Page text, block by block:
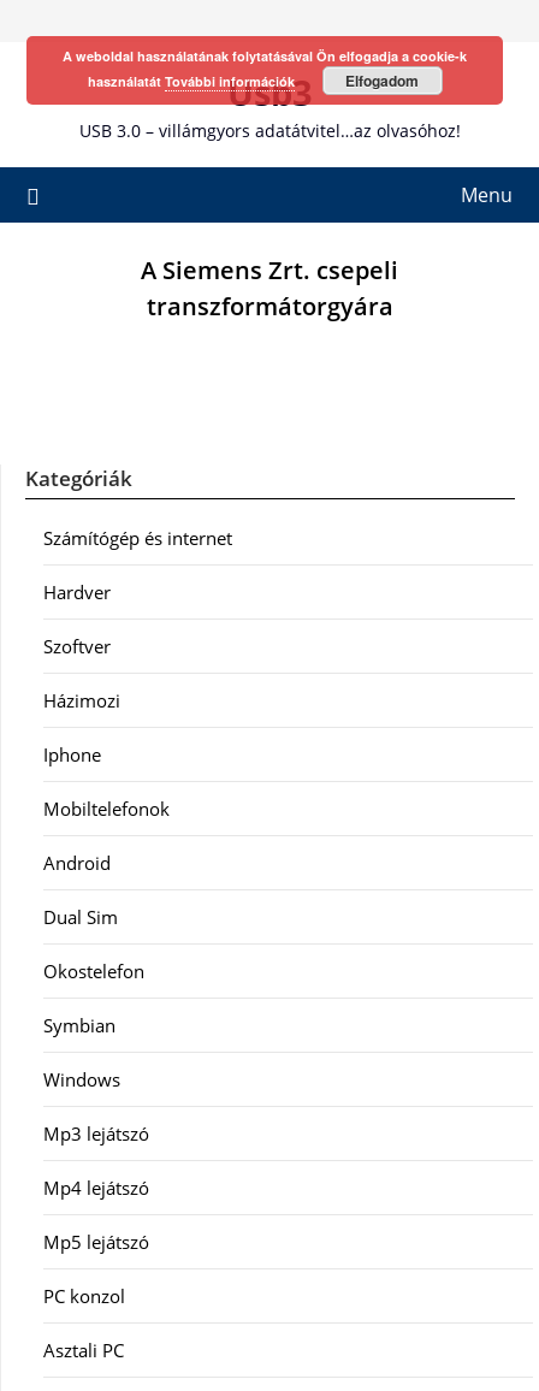
Usb3
USB 3.0 – villámgyors adatátvitel…az olvasóhoz!
Menu
A Siemens Zrt. csepeli
transzformátorgyára
Kategóriák
Számítógép és internet
Hardver
Szoftver
Házimozi
Iphone
Mobiltelefonok
Android
Dual Sim
Okostelefon
Symbian
Windows
Mp3 lejátszó
Mp4 lejátszó
Mp5 lejátszó
PC konzol
Asztali PC
A weboldal használatának folytatásával Ön elfogadja a cookie-k
használatát További információk Elfogadom